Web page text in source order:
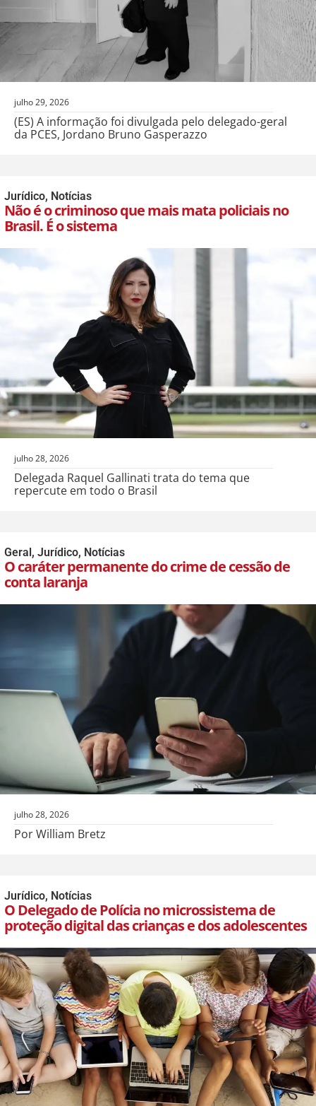
julho 29, 2026
(ES) A informação foi divulgada pelo delegado-geral
da PCES, Jordano Bruno Gasperazzo
Jurídico, Notícias
Não é o criminoso que mais mata policiais no
Brasil. É o sistema
julho 28, 2026
Delegada Raquel Gallinati trata do tema que
repercute em todo o Brasil
Geral, Jurídico, Notícias
O caráter permanente do crime de cessão de
conta laranja
julho 28, 2026
Por William Bretz
Jurídico, Notícias
O Delegado de Polícia no microssistema de
proteção digital das crianças e dos adolescentes